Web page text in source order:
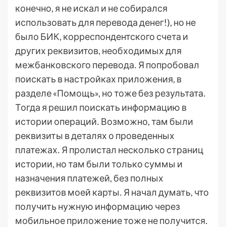
конечно, я не искал и не собирался
использовать для перевода денег!), но не
было БИК, корреспондентского счета и
других реквизитов, необходимых для
межбанковского перевода․ Я попробовал
поискать в настройках приложения, в
разделе «Помощь», но тоже без результата․
Тогда я решил поискать информацию в
истории операций․ Возможно, там были
реквизиты в деталях о проведенных
платежах․ Я пролистал несколько страниц
истории, но там были только суммы и
назначения платежей, без полных
реквизитов моей карты․ Я начал думать, что
получить нужную информацию через
мобильное приложение тоже не получится․